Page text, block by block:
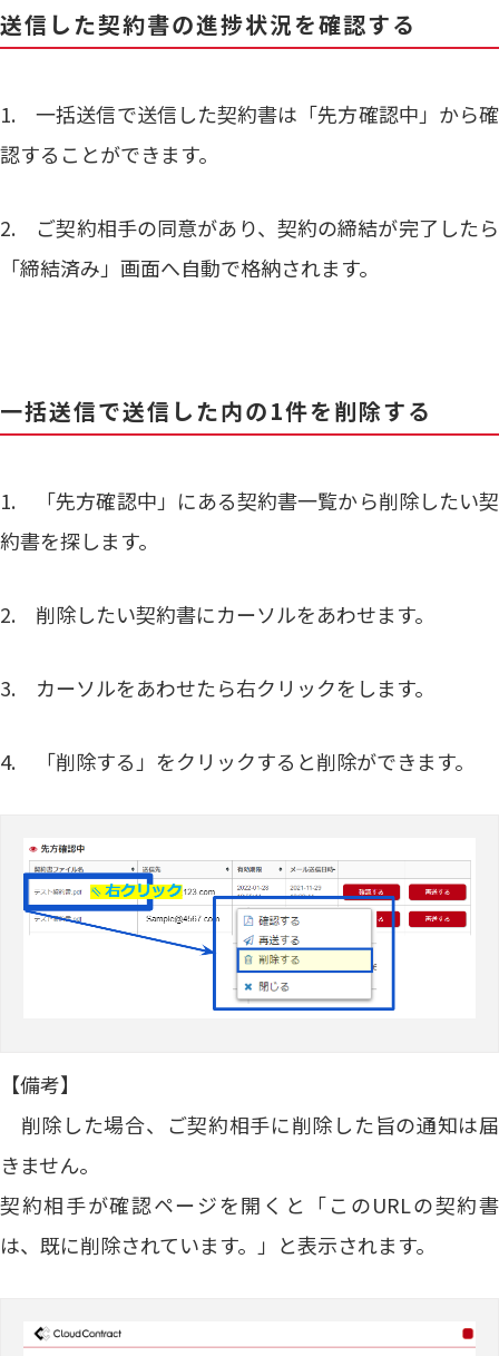
送信した契約書の進捗状況を確認する
1. 一括送信で送信した契約書は「先方確認中」から確
認することができます。
2. ご契約相手の同意があり、契約の締結が完了したら
「締結済み」画面へ自動で格納されます。
一括送信で送信した内の1件を削除する
1. 「先方確認中」にある契約書一覧から削除したい契
約書を探します。
2. 削除したい契約書にカーソルをあわせます。
3. カーソルをあわせたら右クリックをします。
4. 「削除する」をクリックすると削除ができます。
【備考】
削除した場合、ご契約相手に削除した旨の通知は届
きません。
契約相手が確認ページを開くと「このURLの契約書
は、既に削除されています。」と表示されます。